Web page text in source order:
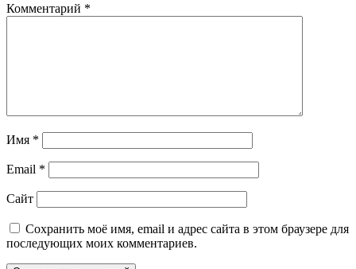
Комментарий *
Имя *
Email *
Сайт
Сохранить моё имя, email и адрес сайта в этом браузере для
последующих моих комментариев.